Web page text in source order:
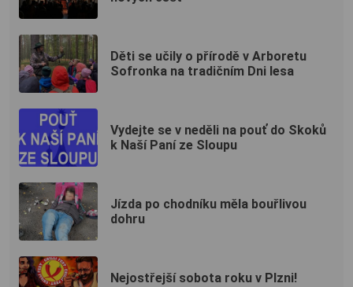
Děti se učily o přírodě v Arboretu
Sofronka na tradičním Dni lesa
Vydejte se v neděli na pouť do Skoků
k Naší Paní ze Sloupu
Jízda po chodníku měla bouřlivou
dohru
Nejostřejší sobota roku v Plzni!